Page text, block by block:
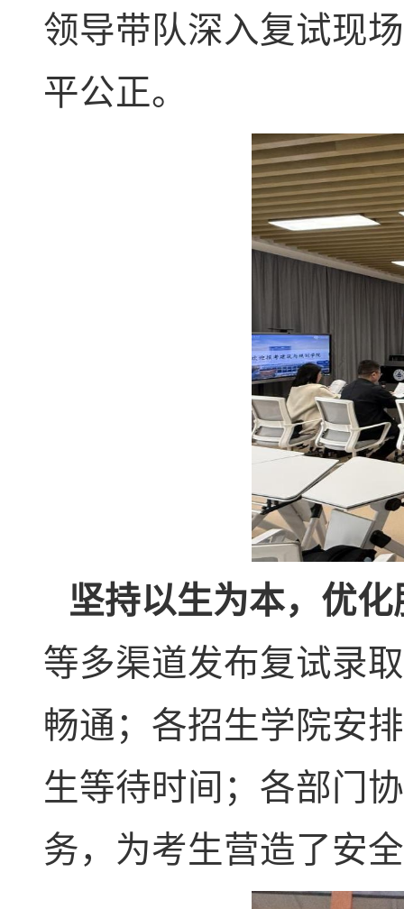
领导带队深入复试现
平公正。
坚持以生为本，优
等多渠道发布复试录
畅通；各招生学院安
生等待时间；各部门
务，为考生营造了安